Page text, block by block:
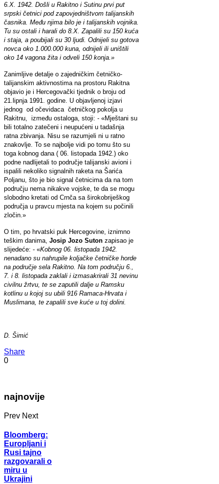
6.X. 1942. Došli u Rakitno i Sutinu prvi put
srpski četnici pod zapovjedništvom talijanskih
časnika. Među njima bilo je i talijanskih vojnika.
Tu su ostali i harali do 8.X. Zapalili su 150 kuća
i staja, a poubijali su 30 ljudi. Odnijeli su gotova
novca oko 1.000.000 kuna, odnijeli ili uništili
oko 14 vagona žita i odveli 150 konja.»
Zanimljive detalje o zajedničkim četničko-
talijanskim aktivnostima na prostoru Rakitna
objavio je i Hercegovački tjednik o broju od
21.lipnja 1991. godine. U objavljenoj izjavi
jednog od očevidaca četničkog pokolja u
Rakitnu, između ostaloga, stoji: - «Mještani su
bili totalno zatečeni i neupućeni u tadašnja
ratna zbivanja. Nisu se razumjeli ni u ratno
znakovlje. To se najbolje vidi po tomu što su
toga kobnog dana ( 06. listopada 1942.) oko
podne nadlijetali to područje talijanski avioni i
ispalili nekoliko signalnih raketa na Šarića
Poljanu, što je bio signal četnicima da na tom
području nema nikakve vojske, te da se mogu
slobodno kretati od Crnča sa širokobriješkog
područja u pravcu mjesta na kojem su počinili
zločin.»
O tim, po hrvatski puk Hercegovine, iznimno
teškim danima, Josip Jozo Suton zapisao je
slijedeće: - «Kobnog 06. listopada 1942.
nenadano su nahrupile koljačke četničke horde
na područje sela Rakitno. Na tom području 6.,
7. i 8. listopada zaklali i izmasakrirali 31 nevinu
civilnu žrtvu, te se zaputili dalje u Ramsku
kotlinu u kojoj su ubili 916 Ramaca-Hrvata i
Muslimana, te zapalili sve kuće u toj dolini.
D. Šimić
Share
0
najnovije
Prev Next
Bloomberg:
Europljani i
Rusi tajno
razgovarali o
miru u
Ukrajini